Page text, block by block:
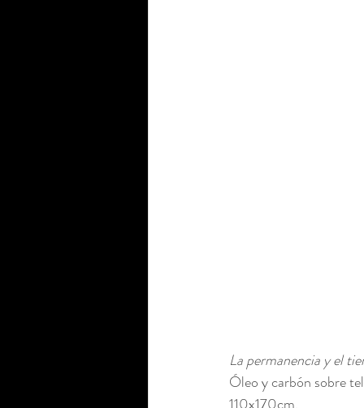
La permanencia y el
Óleo y carbón sobre